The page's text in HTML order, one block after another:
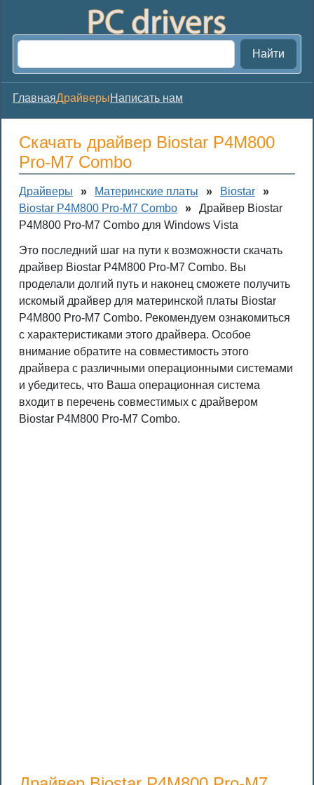
Найти
ГлавнаяДрайверыНаписать нам
Скачать драйвер Biostar P4M800
Pro-M7 Combo
Драйверы » Материнские платы » Biostar
»
Biostar P4M800 Pro-M7 Combo
»
Драйвер Biostar
P4M800 Pro-M7 Combo для Windows Vista
Это последний шаг на пути к возможности скачать
драйвер Biostar P4M800 Pro-M7 Combo. Вы
проделали долгий путь и наконец сможете получить
искомый драйвер для материнской платы Biostar
P4M800 Pro-M7 Combo. Рекомендуем ознакомиться
с характеристиками этого драйвера. Особое
внимание обратите на совместимость этого
драйвера с различными операционными системами
и убедитесь, что Ваша операционная система
входит в перечень совместимых с драйвером
Biostar P4M800 Pro-M7 Combo.